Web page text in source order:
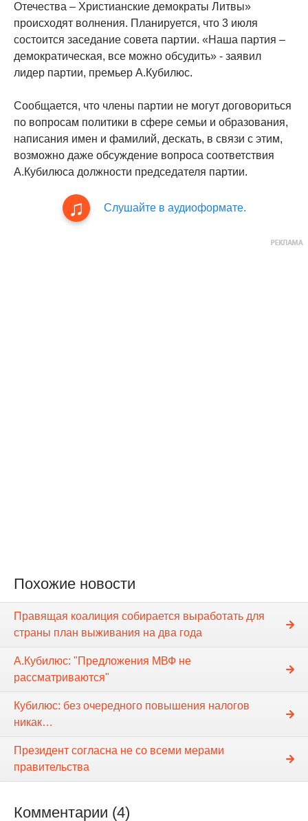
Отечества – Христианские демократы Литвы»
происходят волнения. Планируется, что 3 июля
состоится заседание совета партии. «Наша партия –
демократическая, все можно обсудить» - заявил
лидер партии, премьер А.Кубилюс.
Сообщается, что члены партии не могут договориться
по вопросам политики в сфере семьи и образования,
написания имен и фамилий, дескать, в связи с этим,
возможно даже обсуждение вопроса соответствия
А.Кубилюса должности председателя партии.
Слушайте в аудиоформате.
Похожие новости
Правящая коалиция собирается выработать для
страны план выживания на два года
А.Кубилюс: "Предложения МВФ не
рассматриваются"
Кубилюс: без очередного повышения налогов
никак…
Президент согласна не со всеми мерами
правительства
Комментарии (4)